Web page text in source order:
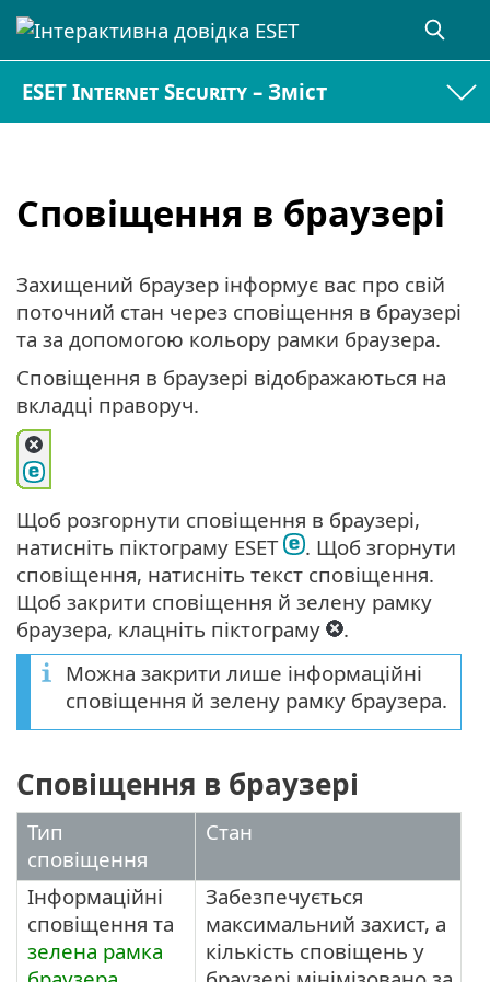
ESET Internet Security – Зміст
Сповіщення в браузері
Захищений браузер інформує вас про свій
поточний стан через сповіщення в браузері
та за допомогою кольору рамки браузера.
Сповіщення в браузері відображаються на
вкладці праворуч.
Щоб розгорнути сповіщення в браузері,
натисніть піктограму ESET
. Щоб згорнути
сповіщення, натисніть текст сповіщення.
Щоб закрити сповіщення й зелену рамку
браузера, клацніть піктограму
.
Можна закрити лише інформаційні
сповіщення й зелену рамку браузера.
Сповіщення в браузері
Тип
сповіщення
Стан
Інформаційні
сповіщення та
зелена рамка
Забезпечується
максимальний захист, а
кількість сповіщень у